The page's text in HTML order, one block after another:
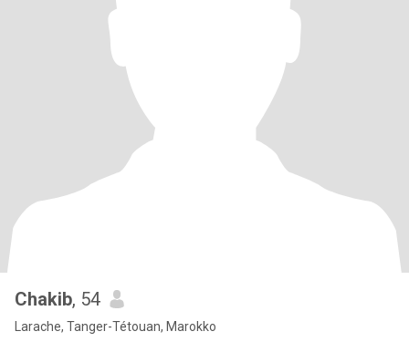
Chakib, 54
Larache, Tanger-Tétouan, Marokko